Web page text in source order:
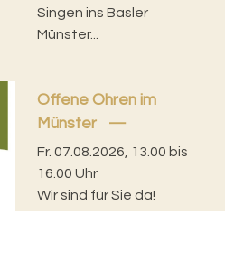
Singen ins Basler
Münster...
Offene Ohren im
Münster
Fr. 07.08.2026, 13.00 bis
16.00 Uhr
Wir sind für Sie da!